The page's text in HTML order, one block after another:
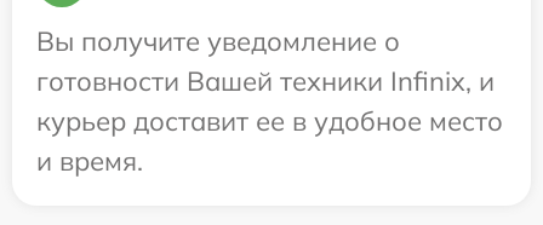
Вы получите уведомление о
готовности Вашей техники Infinix, и
курьер доставит ее в удобное место
и время.